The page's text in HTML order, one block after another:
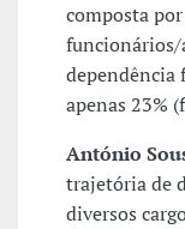
composta
funcionários/
dependência
apenas 23%
António
trajetória de
diversos